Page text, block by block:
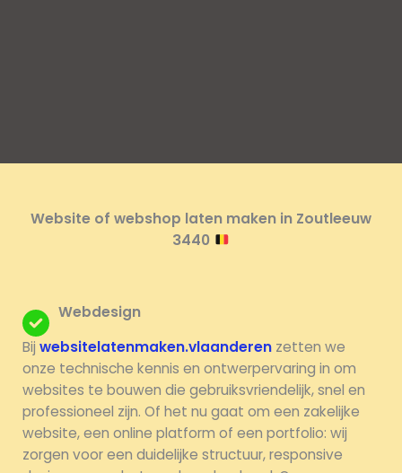
Website of webshop laten maken in Zoutleeuw
3440
Webdesign
Bij websitelatenmaken.vlaanderen zetten we
onze technische kennis en ontwerpervaring in om
websites te bouwen die gebruiksvriendelijk, snel en
professioneel zijn. Of het nu gaat om een zakelijke
website, een online platform of een portfolio: wij
zorgen voor een duidelijke structuur, responsive